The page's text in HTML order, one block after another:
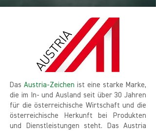
Das Austria-Zeichen ist eine starke Marke,
die im In- und Ausland seit über 30 Jahren
für die österreichische Wirtschaft und die
österreichische Herkunft bei Produkten
und Dienstleistungen steht. Das Austria